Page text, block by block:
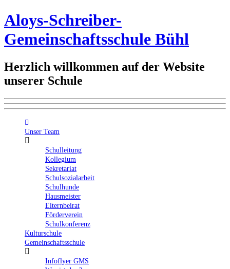
Aloys-Schreiber-
Gemeinschaftsschule Bühl
Herzlich willkommen auf der Website
unserer Schule
Unser Team
Schulleitung
Kollegium
Sekretariat
Schulsozialarbeit
Schulhunde
Hausmeister
Elternbeirat
Förderverein
Schulkonferenz
Kulturschule
Gemeinschaftsschule
Infoflyer GMS